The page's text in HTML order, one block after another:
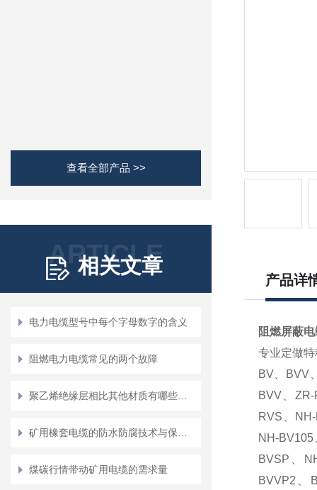
查看全部产品 >>
ARTICLE
相关文章
电力电缆型号中每个字母数字的含义
阻燃电力电缆常见的两个故障
煤碳行情带动矿用电缆的需求量
产品详
阻燃屏蔽
专业定做
BV、BVV
BVV、
RVS、
NH-
BVSP、
BVVP2、